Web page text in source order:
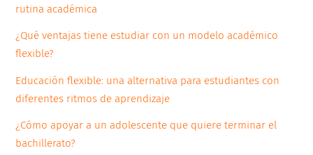
rutina académica
¿Qué ventajas tiene estudiar con un modelo académico
flexible?
Educación flexible: una alternativa para estudiantes con
diferentes ritmos de aprendizaje
¿Cómo apoyar a un adolescente que quiere terminar el
bachillerato?